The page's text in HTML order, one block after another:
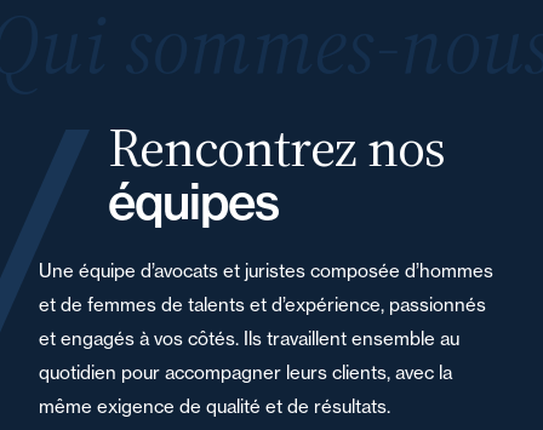
Rencontrez nos
équipes
Une équipe d’avocats et juristes composée d’hommes
et de femmes de talents et d’expérience, passionnés
et engagés à vos côtés. Ils travaillent ensemble au
quotidien pour accompagner leurs clients, avec la
même exigence de qualité et de résultats.